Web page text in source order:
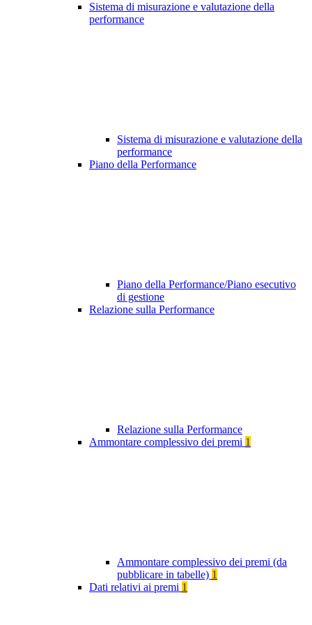
Sistema di misurazione e valutazione della
performance
Sistema di misurazione e valutazione della
performance
Piano della Performance
Piano della Performance/Piano esecutivo
di gestione
Relazione sulla Performance
Relazione sulla Performance
Ammontare complessivo dei premi 1
Ammontare complessivo dei premi (da
pubblicare in tabelle) 1
Dati relativi ai premi 1